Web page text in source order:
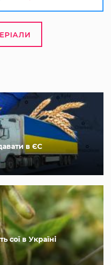
в ЄС
сої в Україні